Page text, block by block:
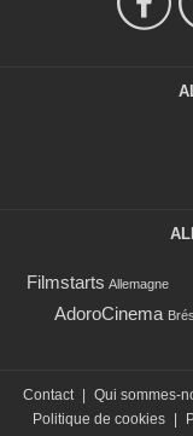
Filmstarts Allemagne
AdoroCinema
Contact Qui sommes-
Politique de cookies